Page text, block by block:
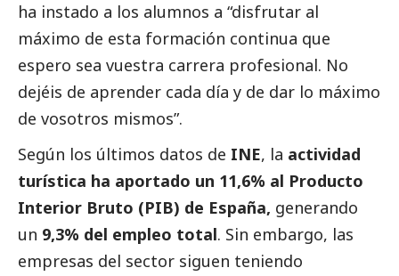
ha instado a los alumnos a “disfrutar al
máximo de esta formación continua que
espero sea vuestra carrera profesional. No
dejéis de aprender cada día y de dar lo máximo
de vosotros mismos”.
Según los últimos datos de INE, la actividad
turística ha aportado un 11,6% al Producto
Interior Bruto (PIB) de España, generando
un 9,3% del empleo total. Sin embargo, las
empresas del sector siguen teniendo